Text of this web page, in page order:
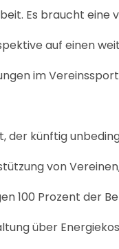
Es braucht eine
auf einen
im
der künftig
von
100 Prozent der
über